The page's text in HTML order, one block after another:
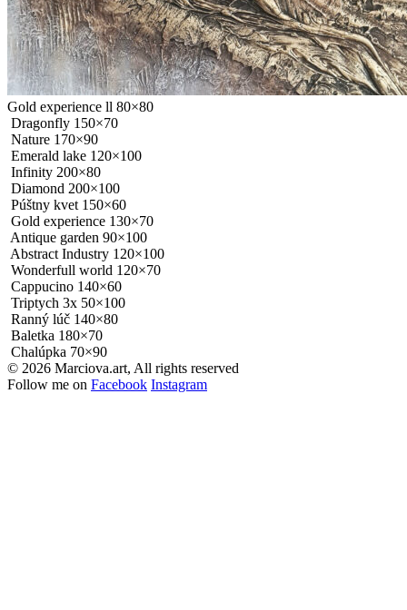
Gold experience ll 80×80
Dragonfly 150×70
Nature 170×90
Emerald lake 120×100
Infinity 200×80
Diamond 200×100
Púštny kvet 150×60
Gold experience 130×70
Antique garden 90×100
Abstract Industry 120×100
Wonderfull world 120×70
Cappucino 140×60
Triptych 3x 50×100
Ranný lúč 140×80
Baletka 180×70
Chalúpka 70×90
© 2026 Marciova.art, All rights reserved
Follow me on Facebook Instagram